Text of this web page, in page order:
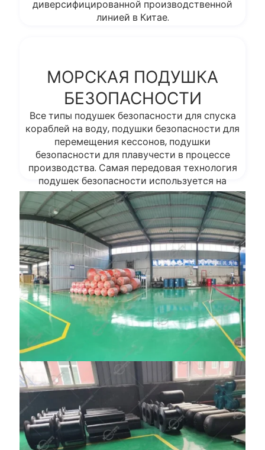
диверсифицированной производственной
линией в Китае.
МОРСКАЯ ПОДУШКА
БЕЗОПАСНОСТИ
Все типы подушек безопасности для спуска
кораблей на воду, подушки безопасности для
перемещения кессонов, подушки
безопасности для плавучести в процессе
производства. Самая передовая технология
подушек безопасности используется на
верфях и в индустрии плавучести.